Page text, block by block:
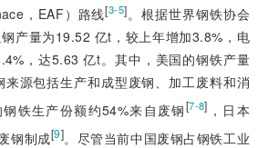
，EAF）路线[3-5]。根据世界钢铁协会
产量为19.52 亿t，较上年增加3.8%，电
，达5.63 亿t。其中，美国的钢铁产量
源包括生产和成型废钢、加工废料和消
钢铁生产份额约54%来自废钢[7-8] ，日本
钢制成[9]。尽管当前中国废钢占钢铁工业